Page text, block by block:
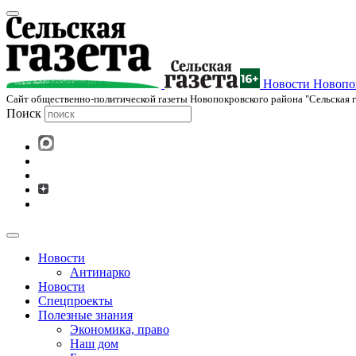
Новости
Cайт общественно-политической газеты Новопокровского района "Сельская
Поиск
Новости
Антинарко
Новости
Спецпроекты
Полезные знания
Экономика, право
Наш дом